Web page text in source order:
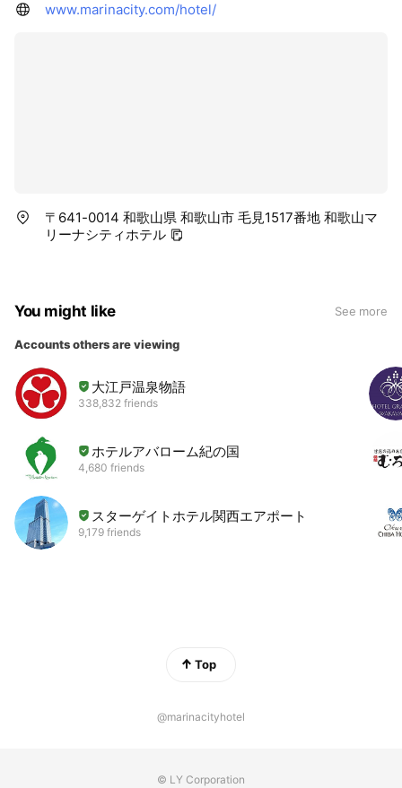
www.marinacity.com/hotel/
〒641-0014 和歌山県 和歌山市 毛見1517番地 和歌山マ
リーナシティホテル
You might like See more
Accounts others are viewing
大江戸温泉物語
338,832 friends
ホテルアバローム紀の国
4,680 friends
スターゲイトホテル関西エアポート
9,179 friends
Top
@marinacityhotel
© LY Corporation